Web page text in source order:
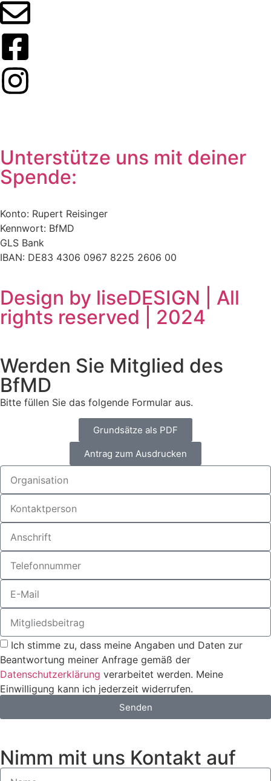
Unterstütze uns mit deiner
Spende:
Konto: Rupert Reisinger
Kennwort: BfMD
GLS Bank
IBAN: DE83 4306 0967 8225 2606 00
Design by liseDESIGN | All
rights reserved | 2024
Werden Sie Mitglied des
BfMD
Bitte füllen Sie das folgende Formular aus.
Grundsätze als PDF
Antrag zum Ausdrucken
Ich stimme zu, dass meine Angaben und Daten zur
Beantwortung meiner Anfrage gemäß der
Datenschutzerklärung verarbeitet werden. Meine
Einwilligung kann ich jederzeit widerrufen.
Senden
Nimm mit uns Kontakt auf